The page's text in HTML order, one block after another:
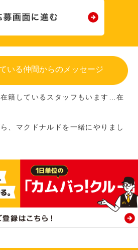
いる仲間からのメッセージ
籍しているスタッフもいます…在
、マクドナルドを一緒にやりまし